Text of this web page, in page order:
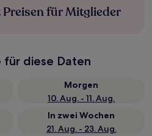
für Mitglieder
für diese Daten
Morgen
10. Aug. - 11. Aug.
In zwei Wochen
21. Aug. - 23. Aug.